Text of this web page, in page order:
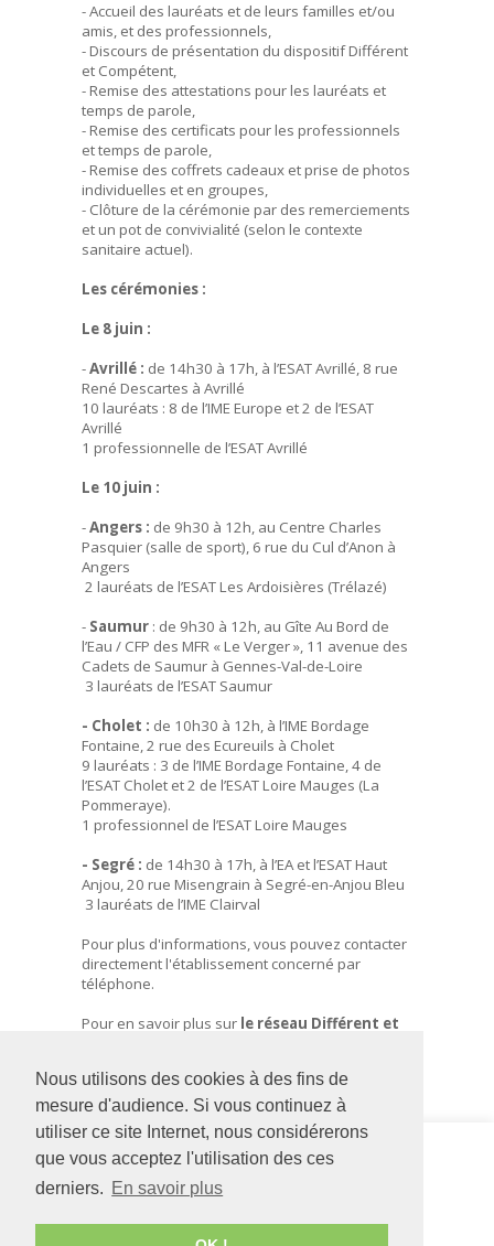
Nous utilisons des cookies à des fins de
mesure d'audience. Si vous continuez à
utiliser ce site Internet, nous considérerons
que vous acceptez l'utilisation des ces
derniers. En savoir plus
- Accueil des lauréats et de leurs familles et/ou
amis, et des professionnels,
- Discours de présentation du dispositif Différent
et Compétent,
- Remise des attestations pour les lauréats et
temps de parole,
- Remise des certificats pour les professionnels
et temps de parole,
- Remise des coffrets cadeaux et prise de photos
individuelles et en groupes,
- Clôture de la cérémonie par des remerciements
et un pot de convivialité (selon le contexte
sanitaire actuel).
Les cérémonies :
Le 8 juin :
-Avrillé : de 14h30 à 17h, à l’ESAT Avrillé, 8 rue
René Descartes à Avrillé
10 lauréats : 8 de l’IME Europe et 2 de l’ESAT
Avrillé
1 professionnelle de l’ESAT Avrillé
Le 10 juin :
-Angers : de 9h30 à 12h, au Centre Charles
Pasquier (salle de sport), 6 rue du Cul d’Anon à
Angers
2 lauréats de l’ESAT Les Ardoisières (Trélazé)
- Saumur : de 9h30 à 12h, au Gîte Au Bord de
l’Eau / CFP des MFR « Le Verger », 11 avenue des
Cadets de Saumur à Gennes-Val-de-Loire
3 lauréats de l’ESAT Saumur
- Cholet : de 10h30 à 12h, à l’IME Bordage
Fontaine, 2 rue des Ecureuils à Cholet
9 lauréats : 3 de l’IME Bordage Fontaine, 4 de
l’ESAT Cholet et 2 de l’ESAT Loire Mauges (La
Pommeraye).
1 professionnel de l’ESAT Loire Mauges
- Segré : de 14h30 à 17h, à l’EA et l’ESAT Haut
Anjou, 20 rue Misengrain à Segré-en-Anjou Bleu
3 lauréats de l’IME Clairval
Pour plus d'informations, vous pouvez contacter
directement l'établissement concerné par
téléphone.
Pour en savoir plus sur le réseau Différent et
Siège social
-BP 71857
01
IME Bordage
49300CHOLET